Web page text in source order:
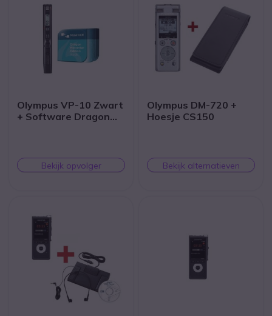
Olympus VP-10 Zwart
+ Software Dragon
Bekijk opvolger
Olympus DM-720 +
Hoesje CS150
Bekijk alternatieven